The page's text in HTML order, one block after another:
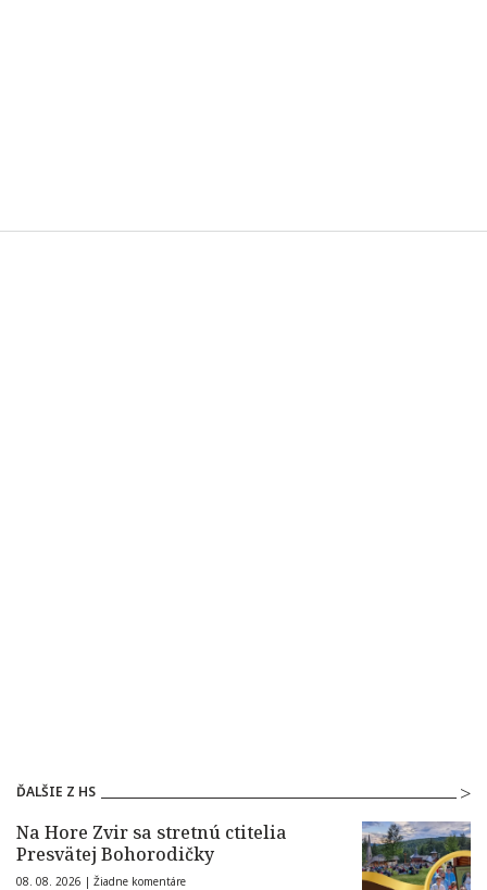
ĎALŠIE Z HS
Na Hore Zvir sa stretnú ctitelia
Presvätej Bohorodičky
08. 08. 2026 | Žiadne komentáre